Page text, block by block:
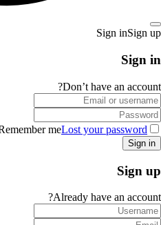
Sign inSign up
Sign in
Don’t have an account?
meLost your password?
Sign up
Already have an account?